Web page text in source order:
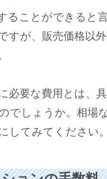
ることができると
すが、販売価格以
必要な費用とは、
でしょうか。相場
してみてください